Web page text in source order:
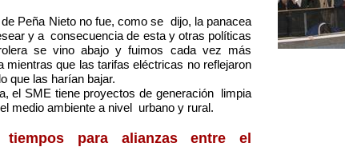
Peña Nieto no fue, como se dijo, la panacea
y a consecuencia de esta y otras políticas
se vino abajo y fuimos cada vez más
que las tarifas eléctricas no reflejaron
que las harían bajar.
el SME tiene proyectos de generación limpia
medio ambiente a nivel urbano y rural.
para alianzas entre el